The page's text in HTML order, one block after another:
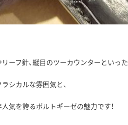
ーフ針、縦目のツーカウンターといった
シカルな雰囲気と、
気を誇るポルトギーゼの魅力です！